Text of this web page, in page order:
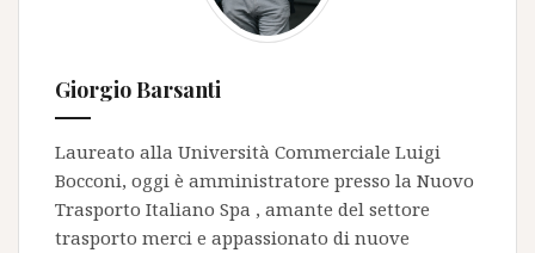
Giorgio Barsanti
Laureato alla Università Commerciale Luigi
Bocconi, oggi è amministratore presso la Nuovo
Trasporto Italiano Spa , amante del settore
trasporto merci e appassionato di nuove